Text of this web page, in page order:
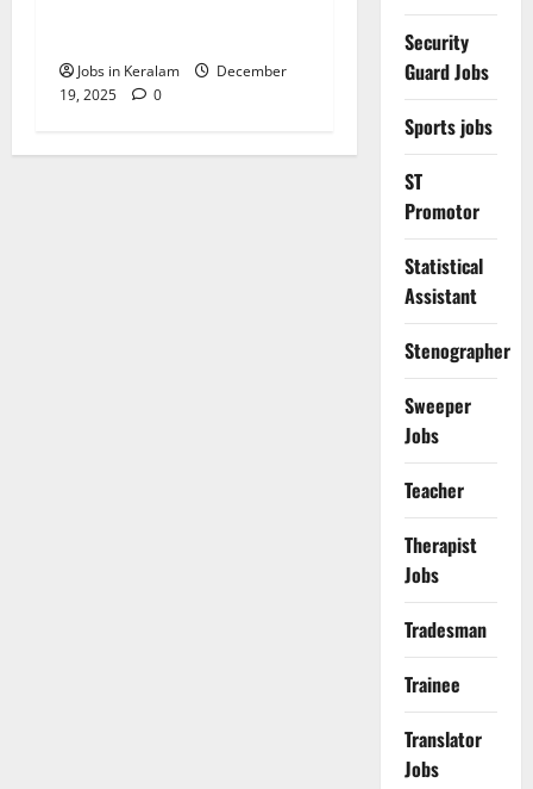
Jobs in Keralam
December
19, 2025
0
Security
Guard Jobs
Sports jobs
ST
Promotor
Statistical
Assistant
Stenographer
Sweeper
Jobs
Teacher
Therapist
Jobs
Tradesman
Trainee
Translator
Jobs